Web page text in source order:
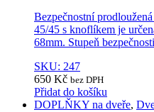
Bezpečnostní
45/45 s knoflíkem je
68mm. Stupeň
SKU: 247
650 Kč bez DPH
Přidat do košíku
DOPLŇKY na dveře,